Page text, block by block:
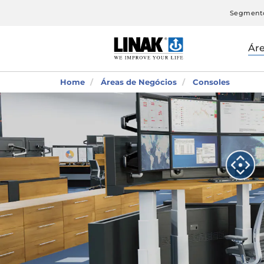
Home Áreas de Negócios Consoles